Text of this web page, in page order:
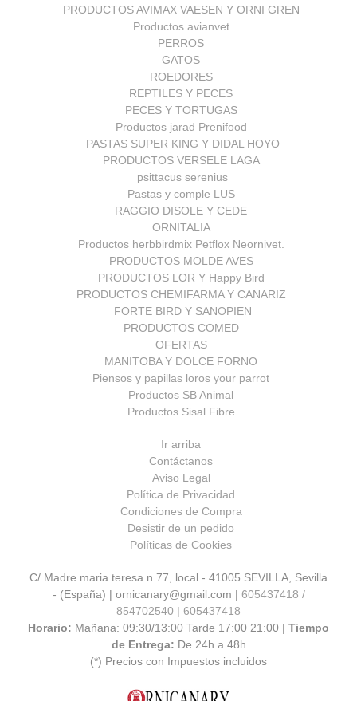
PRODUCTOS AVIMAX VAESEN Y ORNI GREN
Productos avianvet
PERROS
GATOS
ROEDORES
REPTILES Y PECES
PECES Y TORTUGAS
Productos jarad Prenifood
PASTAS SUPER KING Y DIDAL HOYO
PRODUCTOS VERSELE LAGA
psittacus serenius
Pastas y comple LUS
RAGGIO DISOLE Y CEDE
ORNITALIA
Productos herbbirdmix Petflox Neornivet.
PRODUCTOS MOLDE AVES
PRODUCTOS LOR Y Happy Bird
PRODUCTOS CHEMIFARMA Y CANARIZ
FORTE BIRD Y SANOPIEN
PRODUCTOS COMED
OFERTAS
MANITOBA Y DOLCE FORNO
Piensos y papillas loros your parrot
Productos SB Animal
Productos Sisal Fibre
Ir arriba
Contáctanos
Aviso Legal
Política de Privacidad
Condiciones de Compra
Desistir de un pedido
Políticas de Cookies
C/ Madre maria teresa n 77, local - 41005 SEVILLA, Sevilla
- (España) | ornicanary@gmail.com | 605437418 /
854702540 | 605437418
Horario: Mañana: 09:30/13:00 Tarde 17:00 21:00 | Tiempo
de Entrega: De 24h a 48h
(*) Precios con Impuestos incluidos